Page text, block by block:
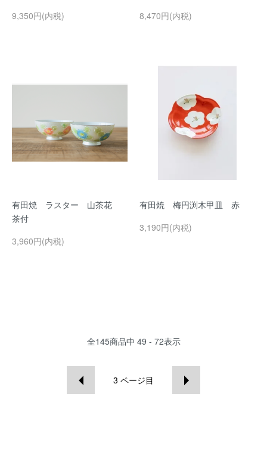
9,350円(内税)
8,470円(内税)
有田焼 ラスター 山茶花
茶付
3,960円(内税)
有田焼 梅円渕木甲皿 赤
3,190円(内税)
全145商品中 49 - 72表示
3 ページ目